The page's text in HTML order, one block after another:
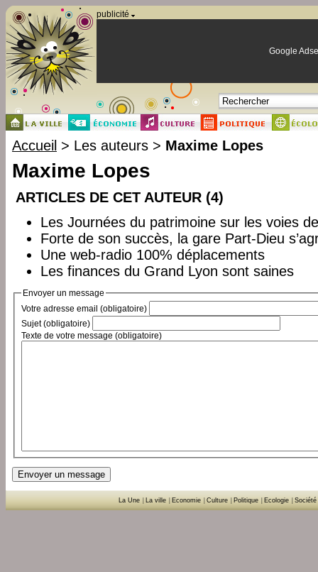
publicité
Google
Accueil > Les auteurs > Maxime Lopes
Maxime Lopes
ARTICLES DE CET AUTEUR (4)
Les Journées du patrimoine sur les voies
Forte de son succès, la gare Part-Dieu
Une web-radio 100% déplacements
Les finances du Grand Lyon sont saines
Envoyer un message
Votre adresse email (obligatoire)
Sujet (obligatoire)
Texte de votre message (obligatoire)
La Une La ville Economie Culture Politique Ecologie Société
Panneau de gestion des cookies